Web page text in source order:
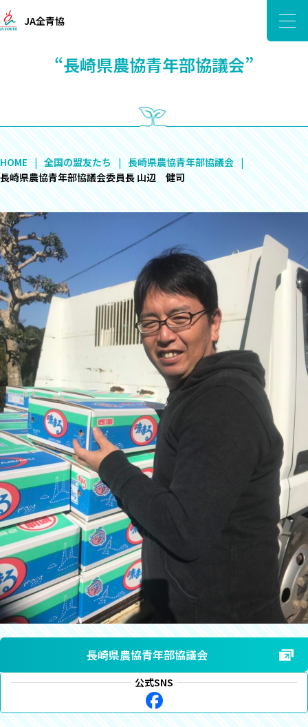
JA全青協
“長崎県農協青年部協議会”
HOME 全国の盟友たち
長崎県農協青年部協議会
長崎県農協青年部協議会委員長 山辺 健司
長崎県農協青年部協議会
公式SNS